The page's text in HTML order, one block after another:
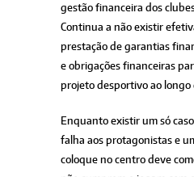
gestão financeira dos
Continua a não existir
prestação de garantias
e obrigações financeiras
projeto desportivo ao longo
Enquanto existir um só
falha aos protagonistas e
coloque no centro deve